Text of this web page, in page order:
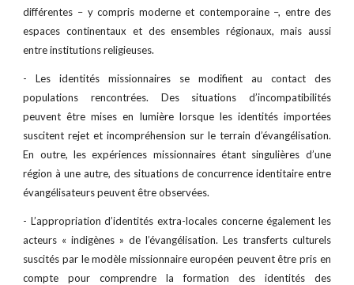
différentes – y compris moderne et contemporaine –, entre des
espaces continentaux et des ensembles régionaux, mais aussi
entre institutions religieuses.
- Les identités missionnaires se modifient au contact des
populations rencontrées. Des situations d’incompatibilités
peuvent être mises en lumière lorsque les identités importées
suscitent rejet et incompréhension sur le terrain d’évangélisation.
En outre, les expériences missionnaires étant singulières d’une
région à une autre, des situations de concurrence identitaire entre
évangélisateurs peuvent être observées.
- L’appropriation d’identités extra-locales concerne également les
acteurs « indigènes » de l’évangélisation. Les transferts culturels
suscités par le modèle missionnaire européen peuvent être pris en
compte pour comprendre la formation des identités des